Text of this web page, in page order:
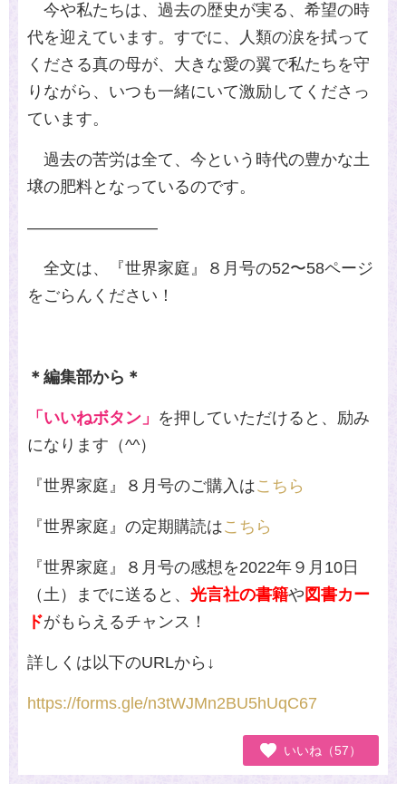
今や私たちは、過去の歴史が実る、希望の時
代を迎えています。すでに、人類の涙を拭って
くださる真の母が、大きな愛の翼で私たちを守
りながら、いつも一緒にいて激励してくださっ
ています。
過去の苦労は全て、今という時代の豊かな土
壌の肥料となっているのです。
――――――――
全文は、『世界家庭』８月号の52〜58ページ
をごらんください！
＊編集部から＊
「いいねボタン」 を押していただけると、励み
になります（^^）
『世界家庭』８月号のご購入はこちら
『世界家庭』の定期購読はこちら
『世界家庭』８月号の感想を2022年９月 10 日
（土）までに送ると、 光言社の書籍や 図書カー
ドがもらえるチャンス！
詳しくは以下のURLから ↓
https://forms.gle/n3tWJMn2BU5hUqC67
いいね（57）